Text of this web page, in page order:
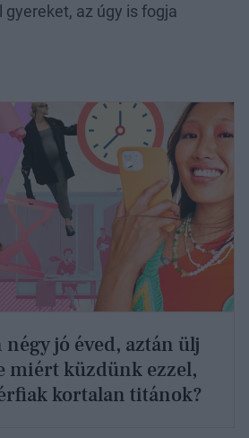
az úgy is fogja
négy jó éved, aztán ülj
miért küzdünk ezzel,
kortalan titánok?